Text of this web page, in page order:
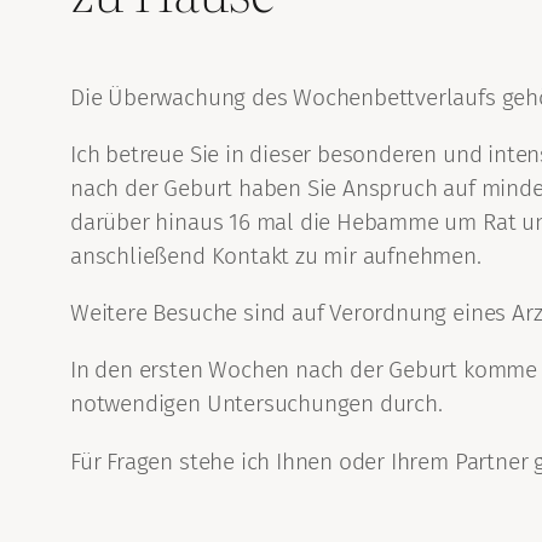
Die Überwachung des Wochenbettverlaufs
Ich betreue Sie in dieser besonderen und
nach der Geburt haben Sie Anspruch auf
darüber hinaus 16 mal die Hebamme um Rat
anschließend Kontakt zu mir aufnehmen.
Weitere Besuche sind auf Verordnung eines
In den ersten Wochen nach der Geburt
notwendigen Untersuchungen durch.
Für Fragen stehe ich Ihnen oder Ihrem Partner